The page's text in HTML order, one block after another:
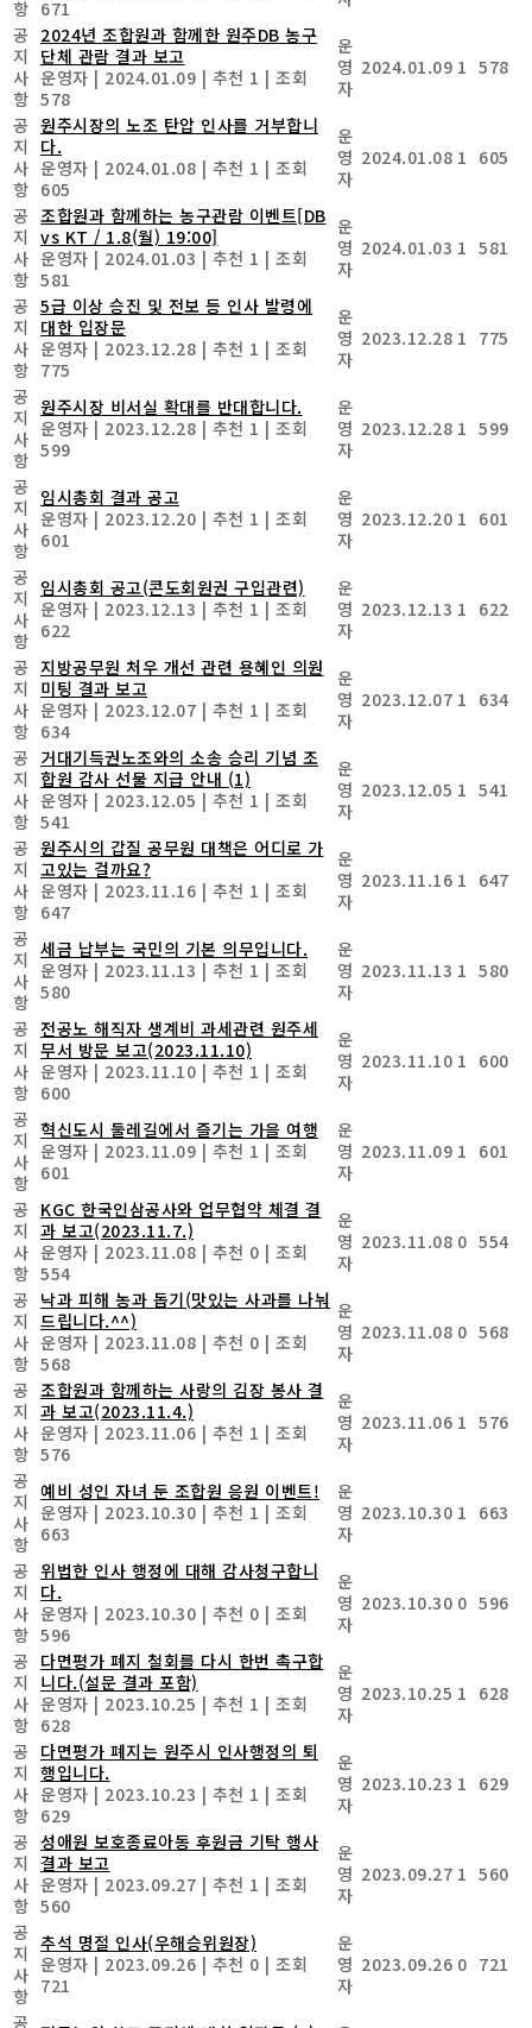
항 671
공
지
사
항
2024년 조합원과 함께한 원주DB 농구
단체 관람 결과 보고
운영자 | 2024.01.09 | 추천 1 | 조회
578
운
영
자
2024.01.09 1 578
공
지
사
항
원주시장의 노조 탄압 인사를 거부합니
다.
운영자 | 2024.01.08 | 추천 1 | 조회
605
운
영
자
2024.01.08 1 605
공
지
사
항
조합원과 함께하는 농구관람 이벤트[DB
vs KT / 1.8(월) 19:00]
운영자 | 2024.01.03 | 추천 1 | 조회
581
운
영
자
2024.01.03 1 581
공
지
사
항
5급 이상 승진 및 전보 등 인사 발령에
대한 입장문
운영자 | 2023.12.28 | 추천 1 | 조회
775
운
영
자
2023.12.28 1 775
공
지
사
항
원주시장 비서실 확대를 반대합니다.
운영자 | 2023.12.28 | 추천 1 | 조회
599
운
영
자
2023.12.28 1 599
공
지
사
항
임시총회 결과 공고
운영자 | 2023.12.20 | 추천 1 | 조회
601
운
영
자
2023.12.20 1 601
공
지
사
항
임시총회 공고(콘도회원권 구입관련)
운영자 | 2023.12.13 | 추천 1 | 조회
622
운
영
자
2023.12.13 1 622
공
지
사
항
지방공무원 처우 개선 관련 용혜인 의원
미팅 결과 보고
운영자 | 2023.12.07 | 추천 1 | 조회
634
운
영
자
2023.12.07 1 634
공
지
사
항
거대기득권노조와의 소송 승리 기념 조
합원 감사 선물 지급 안내 (1)
운영자 | 2023.12.05 | 추천 1 | 조회
541
운
영
자
2023.12.05 1 541
공
지
사
항
원주시의 갑질 공무원 대책은 어디로 가
고있는 걸까요?
운영자 | 2023.11.16 | 추천 1 | 조회
647
운
영
자
2023.11.16 1 647
공
지
사
항
세금 납부는 국민의 기본 의무입니다.
운영자 | 2023.11.13 | 추천 1 | 조회
580
운
영
자
2023.11.13 1 580
공
지
사
항
전공노 해직자 생계비 과세관련 원주세
무서 방문 보고(2023.11.10)
운영자 | 2023.11.10 | 추천 1 | 조회
600
운
영
자
2023.11.10 1 600
공
지
사
항
혁신도시 둘레길에서 즐기는 가을 여행
운영자 | 2023.11.09 | 추천 1 | 조회
601
운
영
자
2023.11.09 1 601
공
지
사
항
KGC 한국인삼공사와 업무협약 체결 결
과 보고(2023.11.7.)
운영자 | 2023.11.08 | 추천 0 | 조회
554
운
영
자
2023.11.08 0 554
공
지
사
항
낙과 피해 농과 돕기(맛있는 사과를 나눠
드립니다.^^)
운영자 | 2023.11.08 | 추천 0 | 조회
568
운
영
자
2023.11.08 0 568
공
지
사
항
조합원과 함께하는 사랑의 김장 봉사 결
과 보고(2023.11.4.)
운영자 | 2023.11.06 | 추천 1 | 조회
576
운
영
자
2023.11.06 1 576
공
지
사
항
예비 성인 자녀 둔 조합원 응원 이벤트!
운영자 | 2023.10.30 | 추천 1 | 조회
663
운
영
자
2023.10.30 1 663
공
지
사
항
위법한 인사 행정에 대해 감사청구합니
다.
운영자 | 2023.10.30 | 추천 0 | 조회
596
운
영
자
2023.10.30 0 596
공
지
사
항
다면평가 폐지 철회를 다시 한번 촉구합
니다.(설문 결과 포함)
운영자 | 2023.10.25 | 추천 1 | 조회
628
운
영
자
2023.10.25 1 628
공
지
사
항
다면평가 폐지는 원주시 인사행정의 퇴
행입니다.
운영자 | 2023.10.23 | 추천 1 | 조회
629
운
영
자
2023.10.23 1 629
공
지
사
항
성애원 보호종료아동 후원금 기탁 행사
결과 보고
운영자 | 2023.09.27 | 추천 1 | 조회
560
운
영
자
2023.09.27 1 560
공
지
사
항
추석 명절 인사(우해승위원장)
운영자 | 2023.09.26 | 추천 0 | 조회
721
운
영
자
2023.09.26 0 721
공